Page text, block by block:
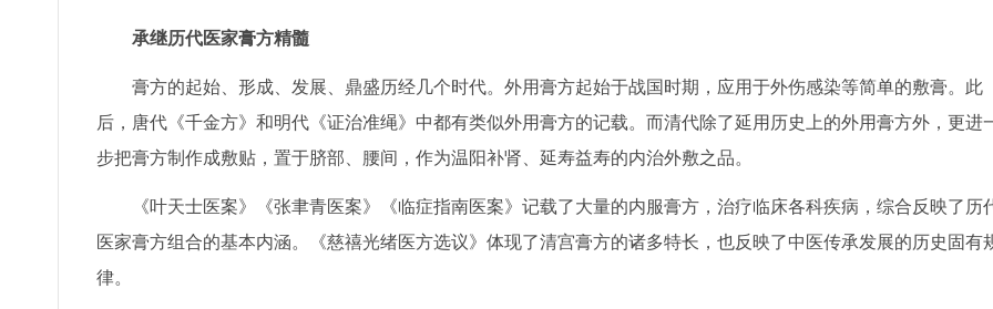
承继历代医家膏方精髓
膏方的起始、形成、发展、鼎盛历经几个时代。外用膏方起始于战国时期，应用于外伤感染等简单的敷膏。此
后，唐代《千金方》和明代《证治准绳》中都有类似外用膏方的记载。而清代除了延用历史上的外用膏方外，更进
步把膏方制作成敷贴，置于脐部、腰间，作为温阳补肾、延寿益寿的内治外敷之品。
《叶天士医案》《张聿青医案》《临症指南医案》记载了大量的内服膏方，治疗临床各科疾病，综合反映了历
医家膏方组合的基本内涵。《慈禧光绪医方选议》体现了清宫膏方的诸多特长，也反映了中医传承发展的历史固有
律。